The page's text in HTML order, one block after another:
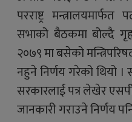
परराष्ट्र मन्त्रालयमार्फत
सभाको बैठकमा बोल्दै
२०७९ मा बसेको
नहुने निर्णय गरेको थियो
सरकारलाई पत्र लेखेर
जानकारी गराउने निर्णय